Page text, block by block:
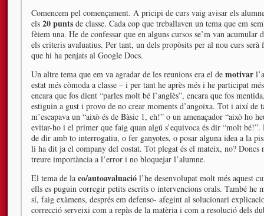
Comencem pel començament. A pricipi de curs vaig avisar els
els 20 punts de classe. Cada cop que treballaven un tema que em
fèiem una. He de confessar que en alguns cursos se’m van
els criteris avaluatius. Per tant, un dels propòsits per al nou curs serà
que hi ha penjats al Google Docs.
Un altre tema que em va agradar de les reunions era el de motivar
estat més còmoda a classe – i per tant he après més i he participat
encara que fos dient “parles molt bé l’anglès”, encara que fos
estiguin a gust i provo de no crear moments d’angoixa. Tot i així de
m’escapava un “això és de Bàsic 1, eh!” o un amenaçador “això ho
evitar-ho i el primer que faig quan algú s’equivoca és dir “molt bé!”.
de dir amb to interrogatiu, o fer ganyotes, o posar alguna idea a la
li ha dit ja el company del costat. Tot plegat és el mateix, no?
treure importància a l’error i no bloquejar l’alumne.
El tema de la co/autoavaluació l’he desenvolupat molt més aquest
ells es puguin corregir petits escrits o intervencions orals. També he
sí, faig exàmens, després em defenso- afegint al solucionari
correcció serveixi com a repàs de la matèria i com a resolució dels